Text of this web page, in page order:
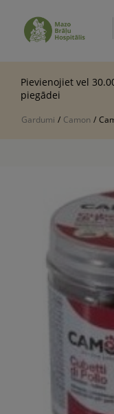
Pievienojiet vel
piegādei
Gardumi / Camon /